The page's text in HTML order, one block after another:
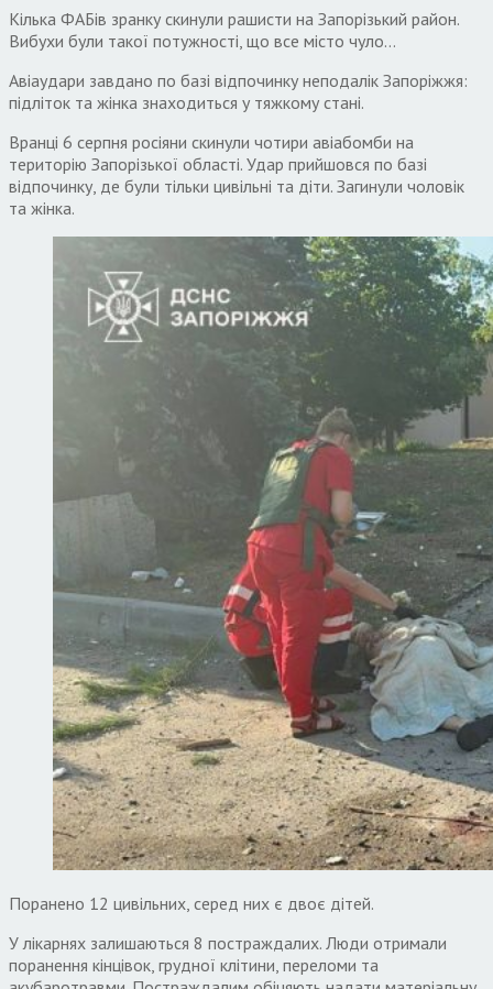
Кілька ФАБів зранку скинули рашисти на Запорізький район.
Вибухи були такої потужності, що все місто чуло…
Авіаудари завдано по базі відпочинку неподалік Запоріжжя:
підліток та жінка знаходиться у тяжкому стані.
Вранці 6 серпня росіяни скинули чотири авіабомби на
територію Запорізької області. Удар прийшовся по базі
відпочинку, де були тільки цивільні та діти. Загинули чоловік
та жінка.
Поранено 12 цивільних, серед них є двоє дітей.
У лікарнях залишаються 8 постраждалих. Люди отримали
поранення кінцівок, грудної клітини, переломи та